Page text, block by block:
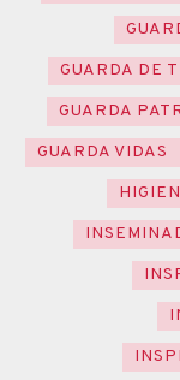
GUARDA DE
GUARDA
GUARDA VIDAS